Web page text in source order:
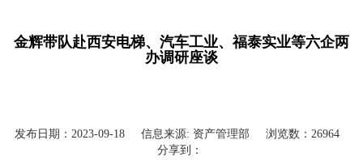
金辉带队赴西安电梯、汽车工业、福泰实业等六企两
办调研座谈
发布日期： 2023-09-18信息来源: 资产管理部 浏览数： 26964
分享到：